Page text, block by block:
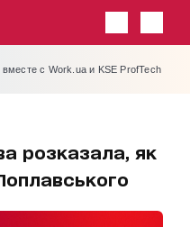
с Work.ua и KSE ProfTech
розказала, як